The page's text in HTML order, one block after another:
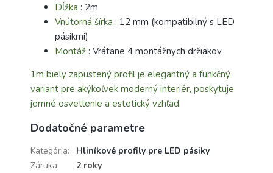
Dĺžka : 2m
Vnútorná šírka : 12 mm (kompatibilný s LED
pásikmi)
Montáž : Vrátane 4 montážnych držiakov
1m biely zapustený profil je elegantný a funkčný
variant pre akýkoľvek moderný interiér, poskytuje
jemné osvetlenie a estetický vzhľad.
Dodatočné parametre
Kategória:
Hliníkové profily pre LED pásiky
Záruka:
2 roky